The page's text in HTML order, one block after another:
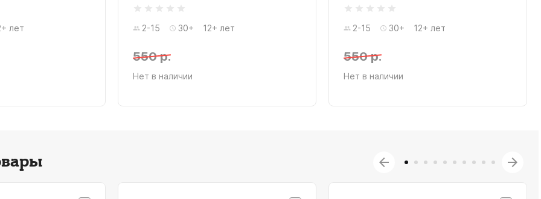
лет 2-15 30+ 12+ лет
550 р.
Нет в наличии
2-15 30+ 12+ лет
550 р.
Нет в наличии